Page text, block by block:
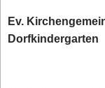
Ev.
Dorfkindergarten